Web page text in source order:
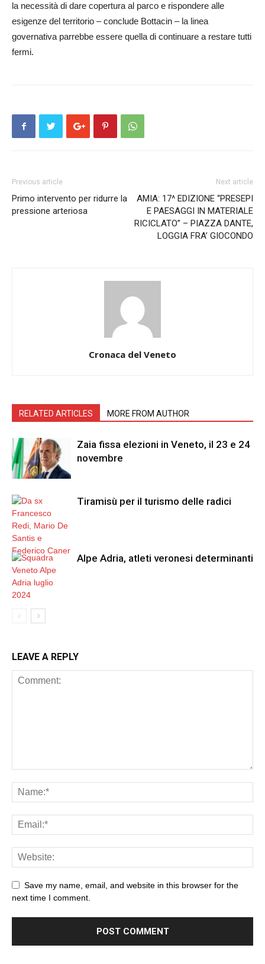
la necessità di dare cop­ertura al parco e rispondere alle
esigenze del territorio – conclude Bottacin – la linea
governativa parrebbe essere quella di continuare a restare tutti
fermi.
Previous article
Primo intervento per ridurre la
pressione arteriosa
Next article
AMIA: 17^ EDIZIONE “PRESEPI
E PAESAGGI IN MATERIALE
RICICLATO” – PIAZZA DANTE,
LOGGIA FRA’ GIOCONDO
Cronaca del Veneto
RELATED ARTICLES MORE FROM AUTHOR
Zaia fissa elezioni in Veneto, il 23 e 24
novembre
Tiramisù per il turismo delle radici
Alpe Adria, atleti veronesi determinanti
LEAVE A REPLY
Save my name, email, and website in this browser for the
next time I comment.